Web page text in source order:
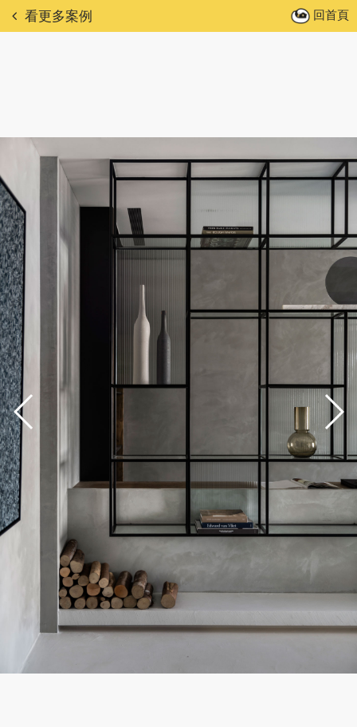
看更多案例 回首頁